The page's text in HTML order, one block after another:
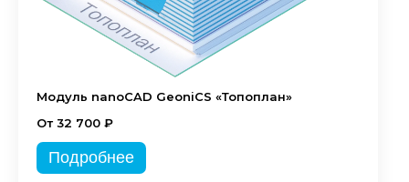
Модуль nanoCAD GeoniCS «Топоплан»
От 32 700 ₽
Подробнее